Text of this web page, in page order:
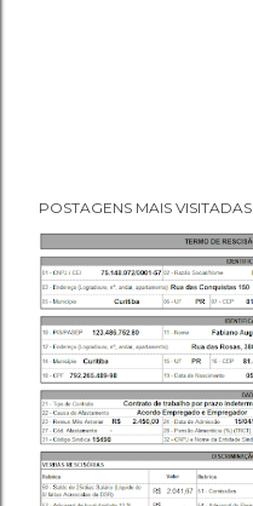
POSTAGENS MAIS VISITADAS